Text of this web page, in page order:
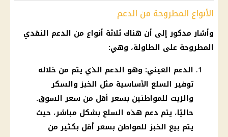
الأنواع المطروحة من الدعم
وأشار مدكور إلى أن هناك ثلاثة أنواع من الدعم النقدي
المطروحة على الطاولة، وهي:
الدعم العيني: وهو الدعم الذي يتم من خلاله
توفير السلع الأساسية مثل الخبز والسكر
والزيت للمواطنين بسعر أقل من سعر السوق.
حاليًا، يتم دعم هذه السلع بشكل مباشر، حيث
يتم بيع الخبز للمواطن بسعر أقل بكثير من